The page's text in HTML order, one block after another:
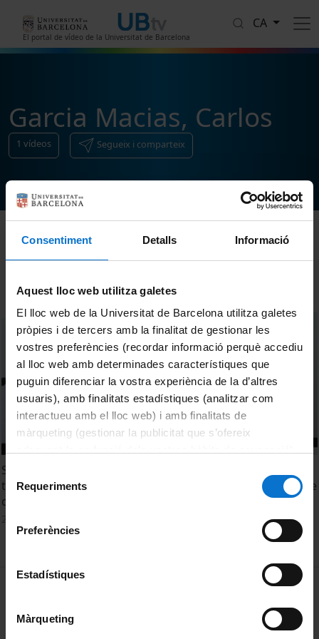
Consentiment Detalls Informació
Aquest lloc web utilitza galetes
El lloc web de la Universitat de Barcelona utilitza galetes
pròpies i de tercers amb la finalitat de gestionar les
vostres preferències (recordar informació perquè accediu
al lloc web amb determinades característiques que
puguin diferenciar la vostra experiència de la d’altres
usuaris), amb finalitats estadístiques (analitzar com
interactueu amb el lloc web) i amb finalitats de
màrqueting (gestionar la publicitat que s’ofereix
consultar laPolítica de galetes del lloc web de la
Selecció
consentiment
Requeriments
Preferències
Estadístiques
Màrqueting
El portal de vídeo de la Universitat de Barcelona
CA
Garcia Macias, Carlos
1 vídeos Segueix i comparteix
Societat, disciplines STEM i COVID-19: necessitat d'un
treball interdisciplinari? Taula rodona amb especialistes de
de l’àmbit.
MENÚ PEU 1